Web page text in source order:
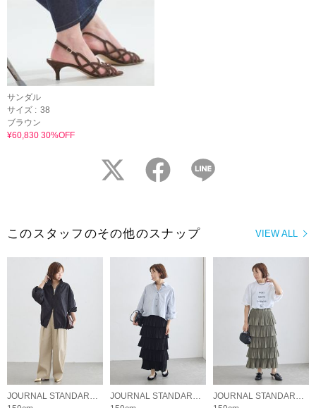
サンダル
サイズ : 38
ブラウン
¥60,830 30%OFF
twitter facebook
VIEW ALL
このスタッフのその他のスナップ
JOURNAL STANDARD L'ESSAGE
JOURNAL STANDARD L'ESSAGE
JOURNAL STANDARD L'ESSAGE